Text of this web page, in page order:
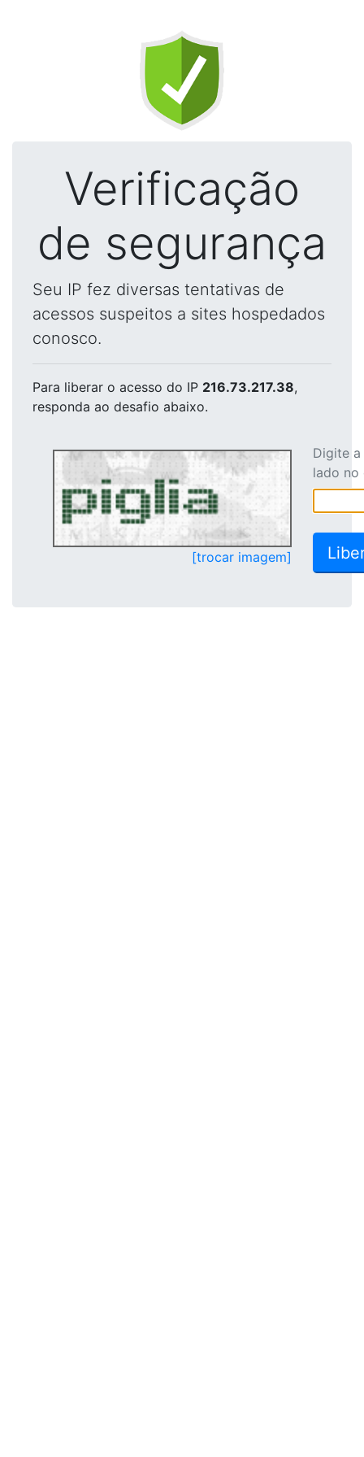
Verificação
de segurança
Seu IP fez diversas tentativas de
acessos suspeitos a sites hospedados
conosco.
Para liberar o acesso do IP 216.73.217.38,
responda ao desafio abaixo.
[trocar imagem]
Digite
lado no